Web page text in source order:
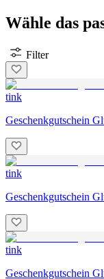
Wähle das
Filter
tink
Geschenkgutschein
tink
Geschenkgutschein
tink
Geschenkgutschein